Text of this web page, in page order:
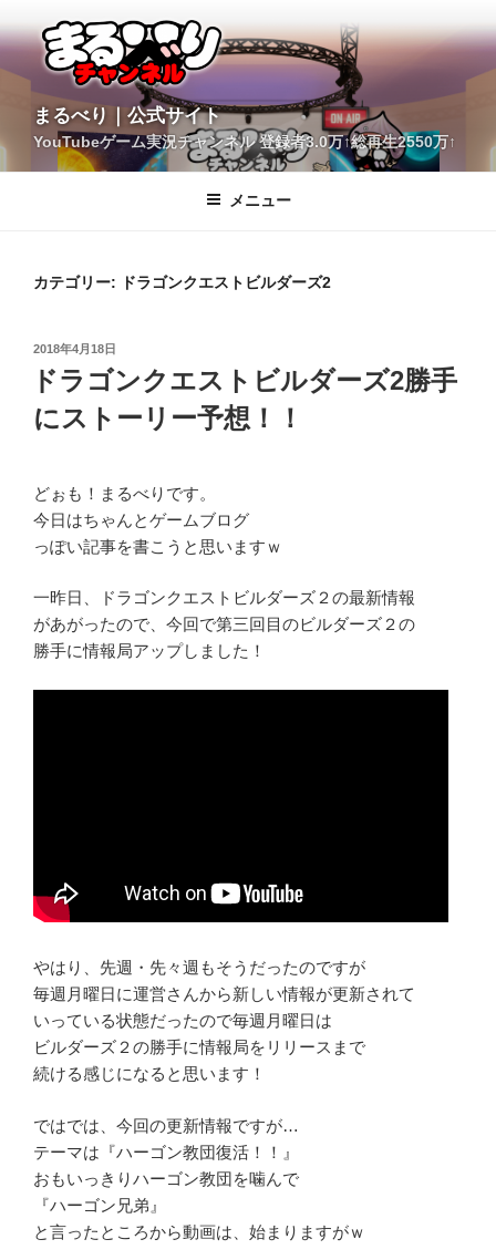
ン
テ
へ
ス
まるべり｜公式サイト
YouTubeゲーム実況チャンネル 登録者3.0万↑総再生2550万↑
メニュー
カテゴリー: ドラゴンクエストビルダーズ2
投
稿
日:
2018年4月18日
ドラゴンクエストビルダーズ2勝手
にストーリー予想！！
どぉも！まるべりです。
今日はちゃんとゲームブログ
っぽい記事を書こうと思いますｗ
一昨日、ドラゴンクエストビルダーズ２の最新情報
があがったので、今回で第三回目のビルダーズ２の
勝手に情報局アップしました！
やはり、先週・先々週もそうだったのですが
毎週月曜日に運営さんから新しい情報が更新されて
いっている状態だったので毎週月曜日は
ビルダーズ２の勝手に情報局をリリースまで
続ける感じになると思います！
ではでは、今回の更新情報ですが…
テーマは『ハーゴン教団復活！！』
おもいっきりハーゴン教団を噛んで
『ハーゴン兄弟』
と言ったところから動画は、始まりますがｗ